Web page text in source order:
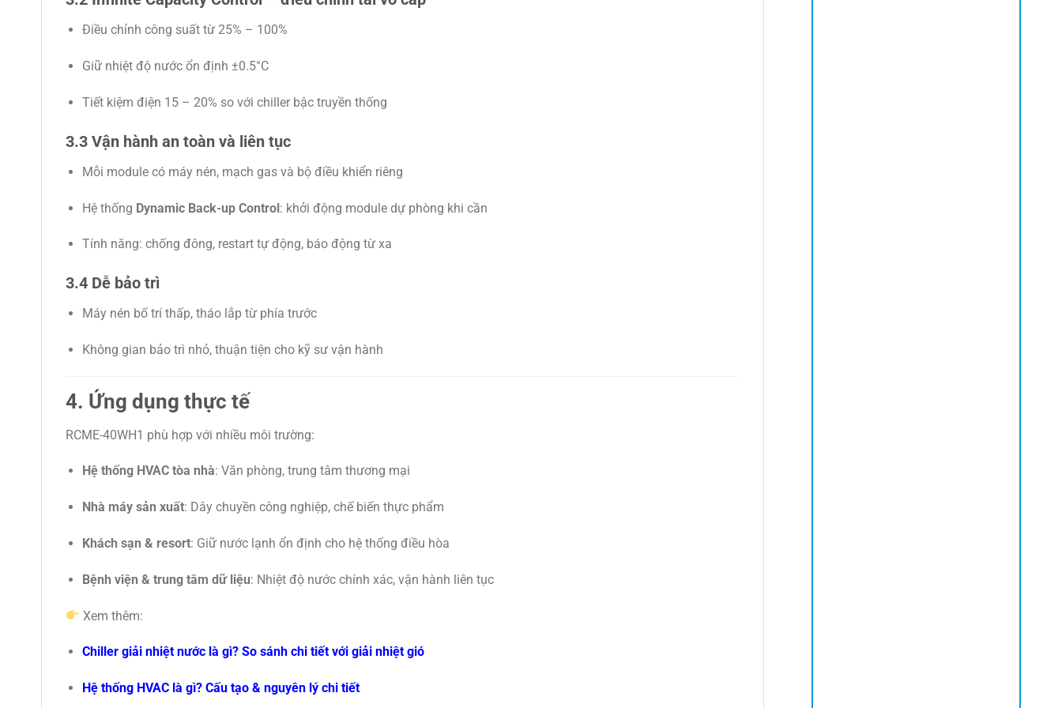
Điều chỉnh công suất từ 25% – 100%
Giữ nhiệt độ nước ổn định ±0.5°C
Tiết kiệm điện 15 – 20% so với chiller bậc truyền thống
3.3 Vận hành an toàn và liên tục
Mỗi module có máy nén, mạch gas và bộ điều khiển riêng
Hệ thống Dynamic Back-up Control: khởi động module dự phòng khi cần
Tính năng: chống đông, restart tự động, báo động từ xa
3.4 Dễ bảo trì
Máy nén bố trí thấp, tháo lắp từ phía trước
Không gian bảo trì nhỏ, thuận tiện cho kỹ sư vận hành
4. Ứng dụng thực tế
RCME-40WH1 phù hợp với nhiều môi trường:
Hệ thống HVAC tòa nhà: Văn phòng, trung tâm thương mại
Nhà máy sản xuất: Dây chuyền công nghiệp, chế biến thực phẩm
Khách sạn & resort: Giữ nước lạnh ổn định cho hệ thống điều hòa
Bệnh viện & trung tâm dữ liệu: Nhiệt độ nước chính xác, vận hành liên tục
Xem thêm:
Chiller giải nhiệt nước là gì? So sánh chi tiết với giải nhiệt gió
Hệ thống HVAC là gì? Cấu tạo & nguyên lý chi tiết